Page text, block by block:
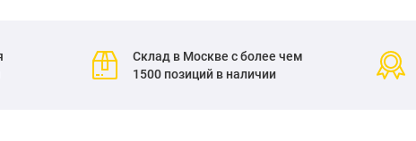
Склад в Москве с более чем
1500 позиций в наличии